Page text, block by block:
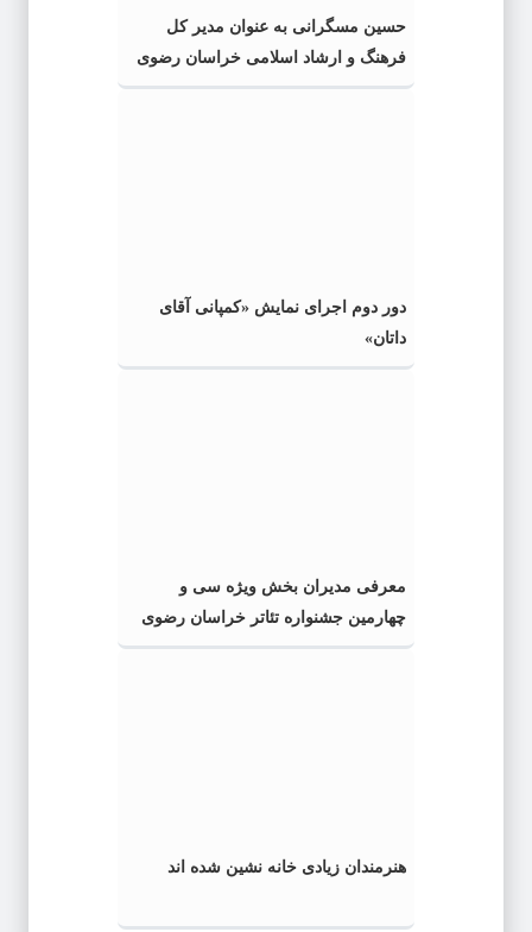
حسین مسگرانی به عنوان مدیر کل
فرهنگ و ارشاد اسلامی خراسان رضوی
معرفی شد
دور دوم اجرای نمایش «کمپانی آقای
داتان»
معرفی مدیران بخش ویژه سی و
چهارمین جشنواره تئاتر خراسان رضوی
هنرمندان زیادی خانه نشین شده اند